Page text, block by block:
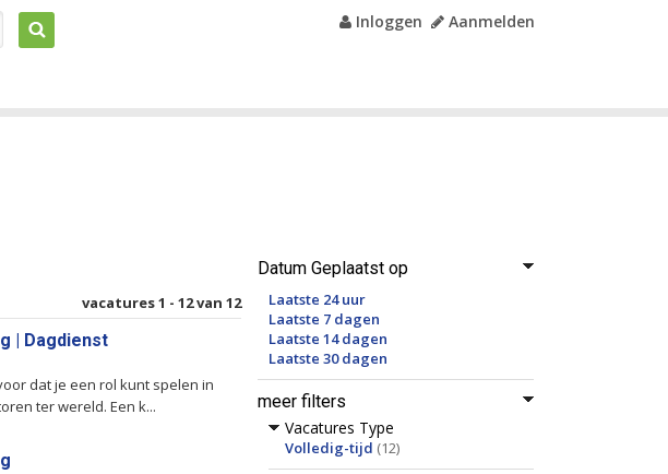
Inloggen Aanmelden
Datum Geplaatst op
Laatste 24 uur
Laatste 7 dagen
Laatste 14 dagen
Laatste 30 dagen
meer filters
Vacatures Type
Volledig-tijd (12)
vacatures 1 - 12 van 12
| Dagdienst
dat je een rol kunt spelen in
ter wereld. Een k...